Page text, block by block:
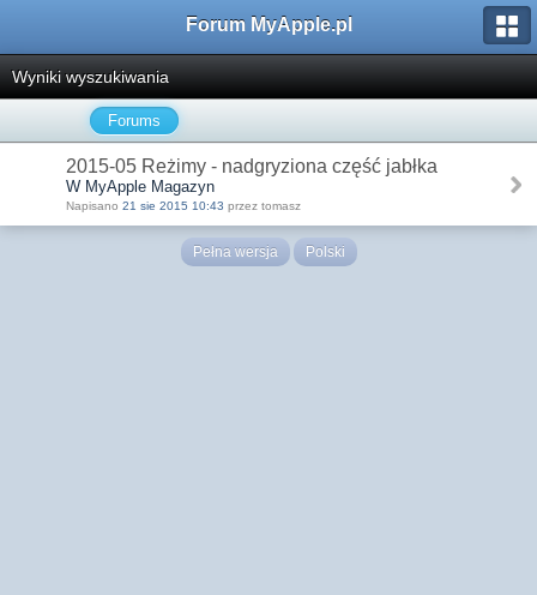
Forum MyApple.pl
Wyniki wyszukiwania
Forums
2015-05 Reżimy - nadgryziona część jabłka
W MyApple Magazyn
Napisano 21 sie 2015 10:43 przez tomasz
Pełna wersja Polski